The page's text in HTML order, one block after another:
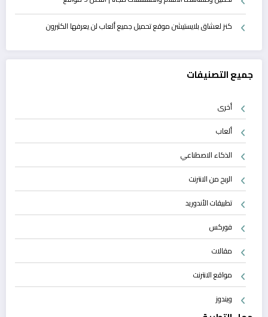
كنز لعشاق بلايستيشن موقع تحميل جميع ألعاب لن يعرفها الكثيرون
جميع التصنيفات
أخرى
ألعاب
الذكاء الاصطناعي
الربح من الانترنت
تطبيقات الأندوريد
فوركس
مقالات
مواقع الانترنت
ويندوز